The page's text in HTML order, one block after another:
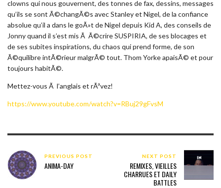
clowns qui nous gouvernent, des tonnes de fax, dessins, messages
qu’ils se sont Ã©changÃ©s avec Stanley et Nigel, de la confiance
absolue qu’il a dans le goÃ»t de Nigel depuis Kid A, des conseils de
Jonny quand il s’est mis Ã Ã©crire SUSPIRIA, de ses blocages et
de ses subites inspirations, du chaos qui prend forme, de son
Ã©quilibre intÃ©rieur malgrÃ© tout. Thom Yorke apaisÃ© et pour
toujours habitÃ©.
Mettez-vous Ã l’anglais et rÃªvez!
https://www.youtube.com/watch?v=RBuj29gFvsM
PREVIOUS POST
ANIMA-DAY
NEXT POST
REMIXES, VIEILLES
CHARRUES ET DAILY
BATTLES